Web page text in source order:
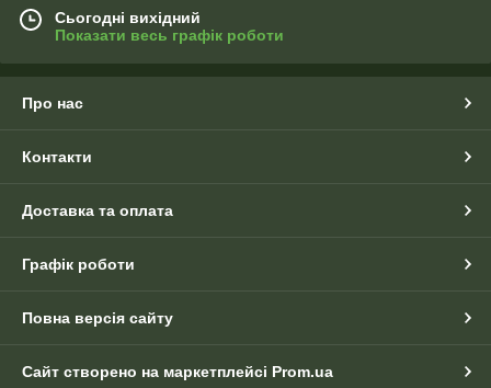
Сьогодні вихідний
Показати весь графік роботи
Про нас
Контакти
Доставка та оплата
Графік роботи
Повна версія сайту
Сайт створено на маркетплейсі Prom.ua